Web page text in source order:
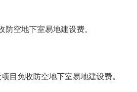
空地下室易地建设费。
目免收防空地下室易地建设费。